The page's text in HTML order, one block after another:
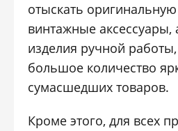
отыскать
винтажные аксессуары,
изделия ручной
большое количество
сумасшедших товаров.
Кроме этого, для всех